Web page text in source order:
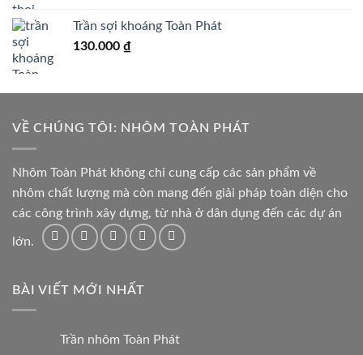
Trần sợi khoáng Toàn Phát
130.000 ₫
VỀ CHÚNG TÔI: NHÔM TOÀN PHÁT
Nhôm Toàn Phát không chỉ cung cấp các sản phẩm về
nhôm chất lượng mà còn mang đến giải pháp toàn diện cho
các công trình xây dựng, từ nhà ở dân dụng đến các dự án
lớn.
BÀI VIẾT MỚI NHẤT
Trần nhôm Toàn Phát